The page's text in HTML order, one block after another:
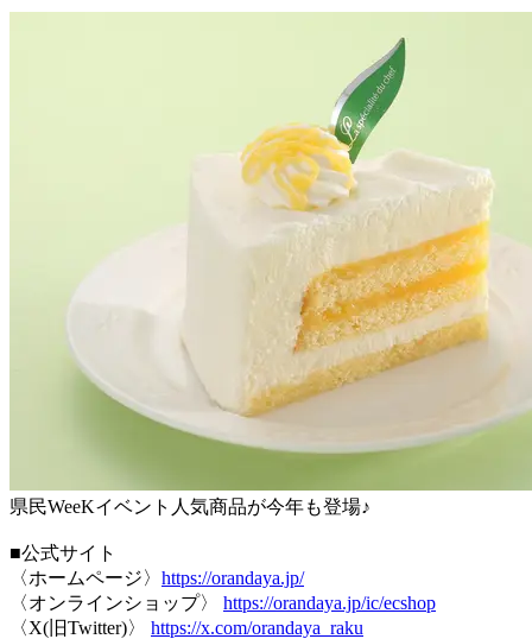
県民WeeKイベント人気商品が今年も登場♪
■公式サイト
〈ホームページ〉 https://orandaya.jp/
〈オンラインショップ〉 https://orandaya.jp/ic/ecshop
〈X(旧Twitter)〉 https://x.com/orandaya_raku